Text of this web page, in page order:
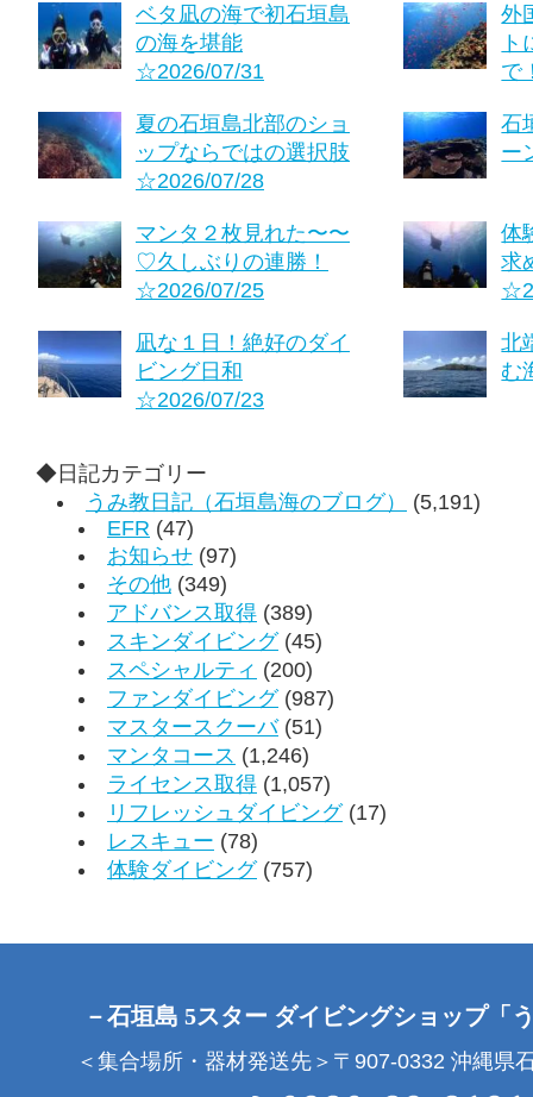
ベタ凪の海で初石垣島
の海を堪能
☆2026/07/31
外
ト
で
夏の石垣島北部のショ
ップならではの選択肢
☆2026/07/28
石
ー
マンタ２枚見れた〜〜
♡久しぶりの連勝！
☆2026/07/25
体
求
凪な１日！絶好のダイ
ビング日和
☆2026/07/23
北
む
◆日記カテゴリー
うみ教日記（石垣島海のブログ）
(5,191)
EFR (47)
お知らせ (97)
その他 (349)
アドバンス取得 (389)
スキンダイビング(45)
スペシャルティ (200)
ファンダイビング(987)
マスタースクーバ(51)
マンタコース (1,246)
ライセンス取得 (1,057)
リフレッシュダイビング(17)
レスキュー (78)
体験ダイビング(757)
－石垣島 5スター ダイビングショップ「
＜集合場所・器材発送先＞〒907-0332 沖縄県